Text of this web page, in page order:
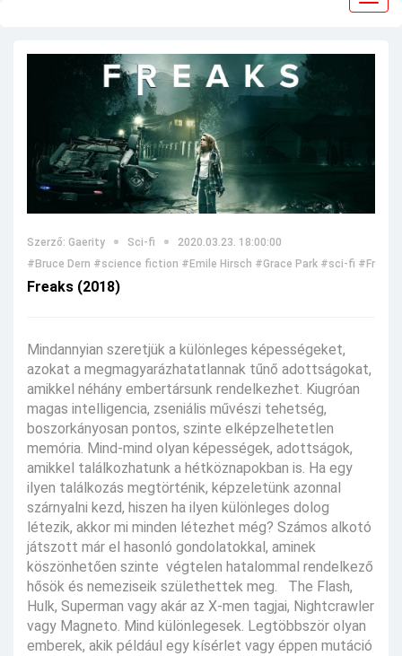
Szerző: Gaerity Sci-fi
2020.03.23. 18:00:00
#Bruce Dern #science fiction #Emile Hirsch #Grace Park #sci-fi #Freaks
Freaks (2018)
Mindannyian szeretjük a különleges képességeket,
azokat a megmagyarázhatatlannak tűnő adottságokat,
amikkel néhány embertársunk rendelkezhet. Kiugróan
magas intelligencia, zseniális művészi tehetség,
boszorkányosan pontos, szinte elképzelhetetlen
memória. Mind-mind olyan képességek, adottságok,
amikkel találkozhatunk a hétköznapokban is. Ha egy
ilyen találkozás megtörténik, képzeletünk azonnal
szárnyalni kezd, hiszen ha ilyen különleges dolog
létezik, akkor mi minden létezhet még? Számos alkotó
játszott már el hasonló gondolatokkal, aminek
köszönhetően szinte végtelen hatalommal rendelkező
hősök és nemeziseik születhettek meg. The Flash,
Hulk, Superman vagy akár az X-men tagjai, Nightcrawler
vagy Magneto. Mind különlegesek. Legtöbbször olyan
emberek, akik például egy kísérlet vagy éppen mutáció